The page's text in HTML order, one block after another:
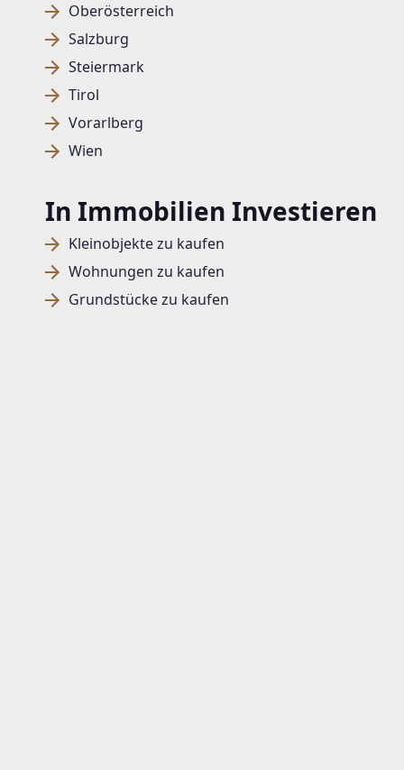
Oberösterreich
Salzburg
Steiermark
Tirol
Vorarlberg
Wien
In Immobilien Investieren
Kleinobjekte zu kaufen
Wohnungen zu kaufen
Grundstücke zu kaufen